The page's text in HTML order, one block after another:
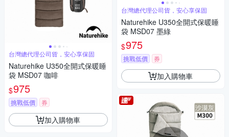
台灣總代理公司貨，安心享保固
Naturehike U350全開式保暖睡
袋 MSD07 咖啡
$975
挑戰低價 券
加入購物車
台灣總代理公司貨，安心享保固
Naturehike U350全開式保暖睡
袋 MSD07 墨綠
$975
挑戰低價 券
加入購物車